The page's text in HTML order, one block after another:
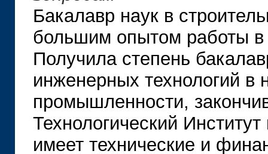
Бакалавр наук в
большим опытом работы в
Получила степень
инженерных технологий в
промышленности,
Технологический
имеет технические и